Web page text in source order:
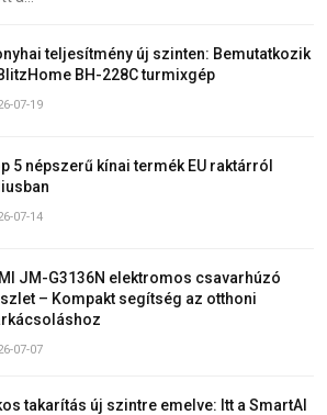
teljesítmény új szinten: Bemutatkozik
BH-228C turmixgép
07-19
5 népszerű kínai termék EU raktárról
07-14
JM-G3136N elektromos csavarhúzó
– Kompakt segítség az otthoni
07-07
takarítás új szintre emelve: Itt a SmartAI